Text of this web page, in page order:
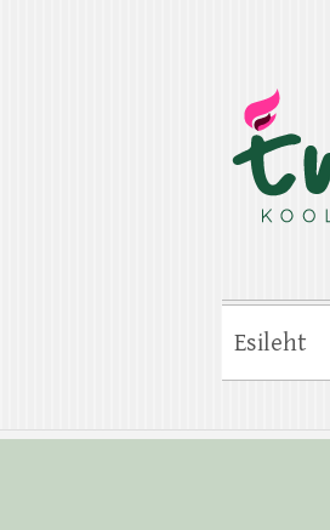
Esileht